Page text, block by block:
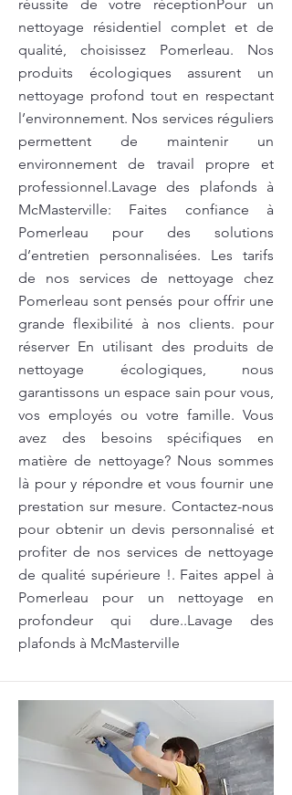
réussite de votre réceptionPour un
nettoyage résidentiel complet et de
qualité, choisissez Pomerleau. Nos
produits écologiques assurent un
nettoyage profond tout en respectant
l’environnement. Nos services réguliers
permettent de maintenir un
environnement de travail propre et
professionnel.Lavage des plafonds à
McMasterville: Faites confiance à
Pomerleau pour des solutions
d’entretien personnalisées. Les tarifs
de nos services de nettoyage chez
Pomerleau sont pensés pour offrir une
grande flexibilité à nos clients. pour
réserver En utilisant des produits de
nettoyage écologiques, nous
garantissons un espace sain pour vous,
vos employés ou votre famille. Vous
avez des besoins spécifiques en
matière de nettoyage? Nous sommes
là pour y répondre et vous fournir une
prestation sur mesure. Contactez-nous
pour obtenir un devis personnalisé et
profiter de nos services de nettoyage
de qualité supérieure !. Faites appel à
Pomerleau pour un nettoyage en
profondeur qui dure..Lavage des
plafonds à McMasterville